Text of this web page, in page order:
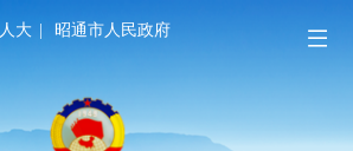
大 |
昭通市人民政府